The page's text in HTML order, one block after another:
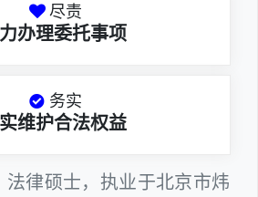
尽责
办理委托事项
务实
维护合法权益
法律硕士，执业于北京市炜